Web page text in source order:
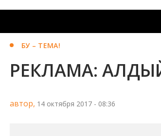
БУ – ТЕМА!
РЕКЛАМА:
автор, 14 октября 2017 - 08:36